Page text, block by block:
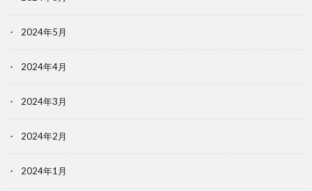
2024年5月
2024年4月
2024年3月
2024年2月
2024年1月